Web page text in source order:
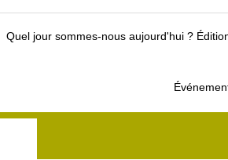
Quel jour sommes-nous aujourd'hui ?